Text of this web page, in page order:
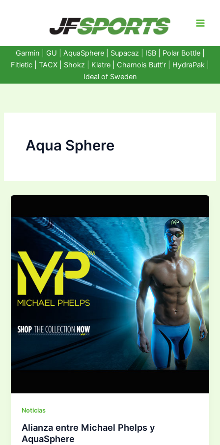
Garmin GU AquaSphere| Supacaz | ISB | Polar Bottle|
Fitletic
TACX Shokz Klatre Chamois Butt'r HydraPak
Ideal of Sweden
Aqua Sphere
Noticias
Alianza entre Michael Phelps y
AquaSphere